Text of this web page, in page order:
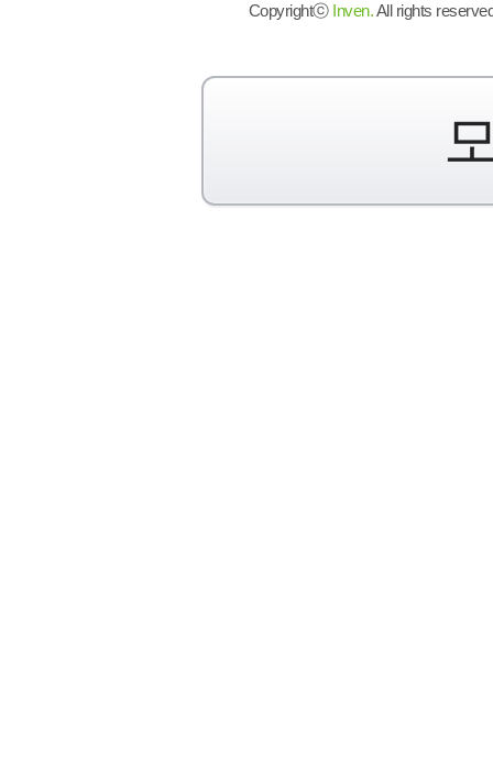
Copyrightⓒ Inven.All rights